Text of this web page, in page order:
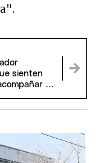
sienten
a